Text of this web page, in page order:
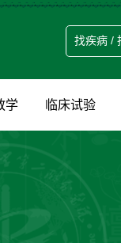
学 临床试验